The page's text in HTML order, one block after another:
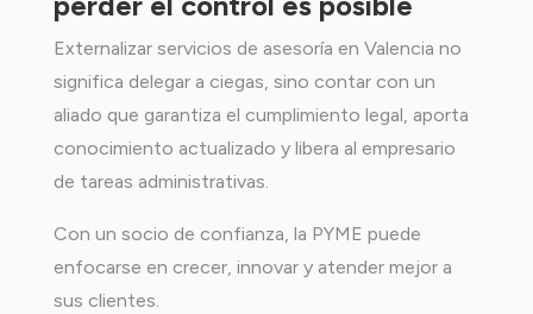
Externalizar servicios de asesoría en Valencia no
significa delegar a ciegas, sino contar con un
aliado que garantiza el cumplimiento legal, aporta
conocimiento actualizado y libera al empresario
de tareas administrativas.
Con un socio de confianza, la PYME puede
enfocarse en crecer, innovar y atender mejor a
sus clientes.